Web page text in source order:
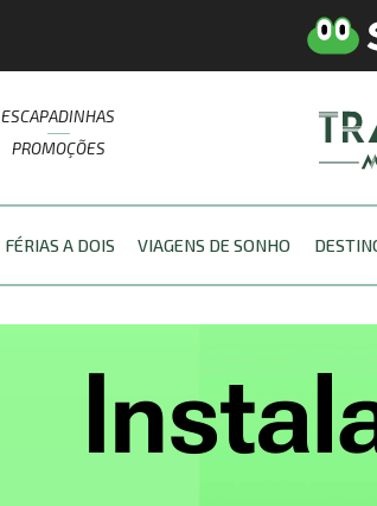
ESCAPADINHAS
PROMOÇÕES
FÉRIAS A DOIS VIAGENS DE SONHO